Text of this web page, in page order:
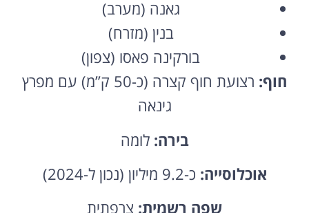
גאנה (מערב)
בנין (מזרח)
בורקינה פאסו (צפון)
חוף:
רצועת חוף קצרה (כ-50 ק”מ) עם מפרץ
גינאה
בירה: לומה
אוכלוסייה: כ-9.2 מיליון (נכון ל-2024)
שפה רשמית: צרפתית